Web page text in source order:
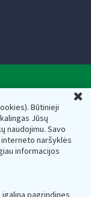
Būtinieji
Jūsų
naudojimu. Savo
naršyklės
informacijos
el.paštas:
Lietuvos
Juridinių